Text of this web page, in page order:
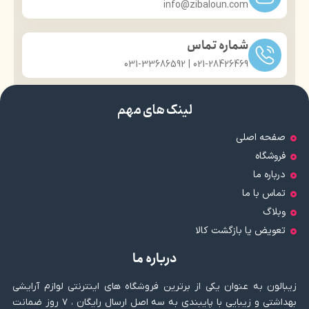
info@zibaloun.com
شماره تماس
021-28426469 | 031-33686592
لینک های مهم
صفحه اصلی
فروشگاه
درباره ما
تماس با ما
وبلاگ
تعویض یا بازگشت کالا
درباره ما
زیبالون به عنوان یکی از برترین فروشگاه های اینترنتی لوازم آرایشی
بهداشتی و زیبایی با پایبندی به سه اصل ارسال رایگان ، ۷ روز ضمانت